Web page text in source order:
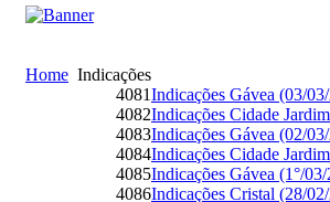
Home Indicações
4081Indicações Gávea (03/
4082Indicações Cidade
4083Indicações Gávea (02/
4084Indicações Cidade
4085Indicações Gávea (1°/
4086Indicações Cristal (28/